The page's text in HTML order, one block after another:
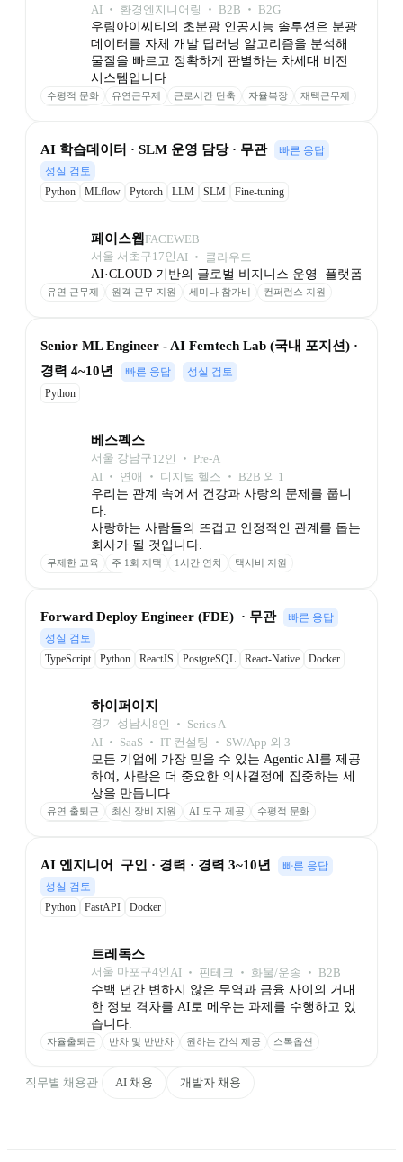
AI ‧ 환경엔지니어링 ‧ B2B ‧ B2G
우림아이씨티의 초분광 인공지능 솔루션은 분광
데이터를 자체 개발 딥러닝 알고리즘을 분석해
물질을 빠르고 정확하게 판별하는 차세대 비전
시스템입니다
수평적 문화 유연근무제 근로시간 단축 자율복장
재택근무제
﻿AI 학습데이터 · SLM 운영 담당 · 무관
빠른 응답
성실 검토
Python
MLflow Pytorch LLM SLM Fine-tuning
페이스웹FACEWEB
서울 서초구17인AI ‧ 클라우드
AI·CLOUD 기반의 글로벌 비지니스 운영  플랫폼
유연 근무제 원격 근무 지원 세미나 참가비
컨퍼런스 지원
Senior ML Engineer - AI Femtech Lab (국내 포지션) ·
경력 4~10년
빠른 응답
성실 검토
Python
베스펙스
서울 강남구12인 ‧ Pre-A
AI ‧ 연애 ‧ 디지털 헬스 ‧ B2B 외 1
우리는 관계 속에서 건강과 사랑의 문제를 풉니
다.
사랑하는 사람들의 뜨겁고 안정적인 관계를 돕는
회사가 될 것입니다.
무제한 교육 주 1회 재택 1시간 연차
택시비 지원
Forward Deploy Engineer (FDE)  · 무관
빠른 응답
성실 검토
TypeScript
Python ReactJS PostgreSQL React-Native
Docker
하이퍼이지
경기 성남시 8인 ‧ Series A
AI ‧ SaaS ‧ IT 컨설팅 ‧ SW/App 외 3
모든 기업에 가장 믿을 수 있는 Agentic AI를 제공
하여, 사람은 더 중요한 의사결정에 집중하는 세
상을 만듭니다.
유연 출퇴근 최신 장비 지원 AI 도구 제공
수평적 문화
AI 엔지니어  구인 · 경력 · 경력 3~10년
빠른 응답
성실 검토
Python
FastAPI Docker
트레독스
서울 마포구4인AI ‧ 핀테크 ‧ 화물/운송 ‧ B2B
수백 년간 변하지 않은 무역과 금융 사이의 거대
한 정보 격차를 AI로 메우는 과제를 수행하고 있
습니다.
자율출퇴근 반차 및 반반차 원하는 간식 제공 스톡옵션
직무별 채용관 AI 채용 개발자 채용